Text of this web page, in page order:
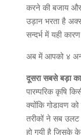
करने की बजाय और
उड़ान भरता है
सन्दर्भ में यही
अब में आपको ४
दूसरा सबसे बड़ा
पारम्परिक कृषि
क्योंकि गोडावण
तरीकों ने सब
हो गयी है जिसके